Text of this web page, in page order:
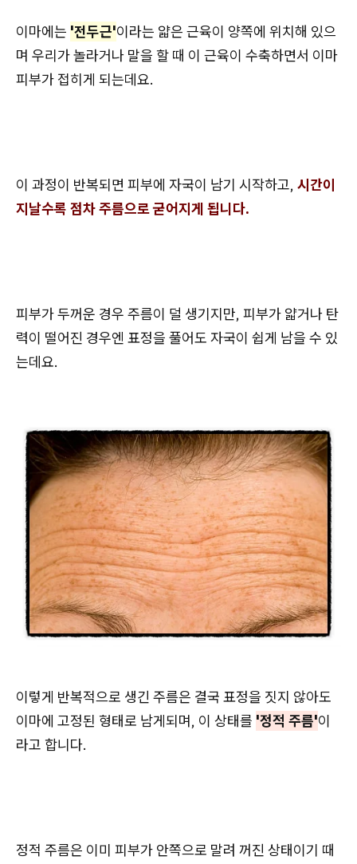
이마에는 '전두근'이라는 얇은 근육이 양쪽에 위치해 있으
며 우리가 놀라거나 말을 할 때 이 근육이 수축하면서 이마
피부가 접히게 되는데요.
이 과정이 반복되면 피부에 자국이 남기 시작하고, 시간이
지날수록 점차 주름으로 굳어지게 됩니다.
피부가 두꺼운 경우 주름이 덜 생기지만, 피부가 얇거나 탄
력이 떨어진 경우엔 표정을 풀어도 자국이 쉽게 남을 수 있
는데요.
이렇게 반복적으로 생긴 주름은 결국 표정을 짓지 않아도
이마에 고정된 형태로 남게되며, 이 상태를 '정적 주름'이
라고 합니다.
정적 주름은 이미 피부가 안쪽으로 말려 꺼진 상태이기 때